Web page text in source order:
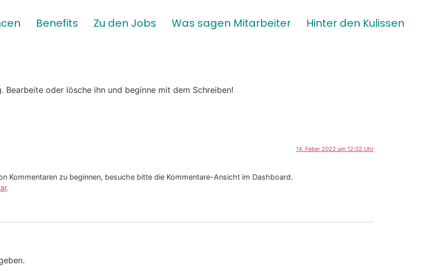
Benefits Zu den Jobs Was sagen Mitarbeiter Hinter den Kulissen
oder lösche ihn und beginne mit dem Schreiben!
14. Feber 2022 um 12:02 Uhr
Kommentaren zu beginnen, besuche bitte die Kommentare-Ansicht im Dashboard.
.